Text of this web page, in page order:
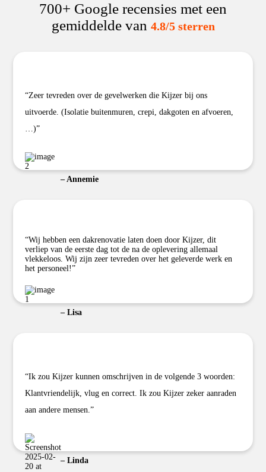
700+ Google recensies met een
gemiddelde van 4.8/5 sterren
“Zeer tevreden over de gevelwerken die Kijzer bij ons
uitvoerde. (Isolatie buitenmuren, crepi, dakgoten en afvoeren,
…)”
– Annemie
“Wij hebben een dakrenovatie laten doen door Kijzer, dit
verliep van de eerste dag tot de na de oplevering allemaal
vlekkeloos. Wij zijn zeer tevreden over het geleverde werk en
het personeel!”
– Lisa
“Ik zou Kijzer kunnen omschrijven in de volgende 3 woorden:
Klantvriendelijk, vlug en correct. Ik zou Kijzer zeker aanraden
aan andere mensen.”
– Linda